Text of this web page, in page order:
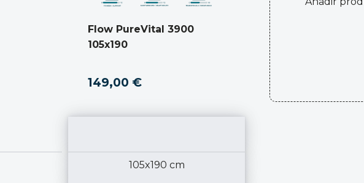
Flow PureVital 3900
105x190
149,00 €
105x190 cm